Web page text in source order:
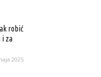
robić
i za
2025